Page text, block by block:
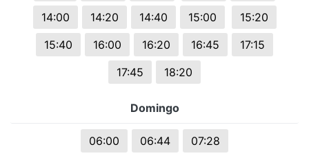
14:00
14:20 14:40 15:00
15:20
15:40
16:00 16:20 16:45
17:15
17:45
18:20
Domingo
06:00 06:44 07:28